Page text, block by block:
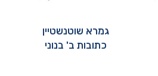
גמרא שוטנשטיין
כתובות ב' בנוני